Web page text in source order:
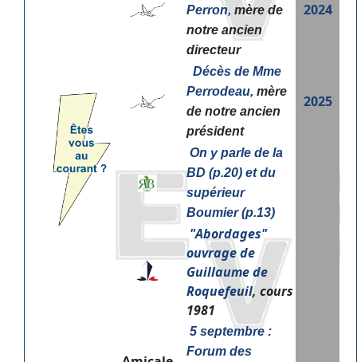
Perron, mère de
notre ancien
directeur
2024
Décès de Mme
Perrodeau, mère
de notre ancien
président
2025
On y parle de la
BD (p.20) et du
supérieur
Boumier (p.13)
"Abordages"
ouvrage de
Guillaume de
Roquefeuil, cours
1981
5 septembre :
Forum des